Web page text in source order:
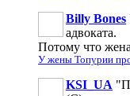
Billy Bones
адвоката.
Потому что
У жены Топурии
KSI_UA